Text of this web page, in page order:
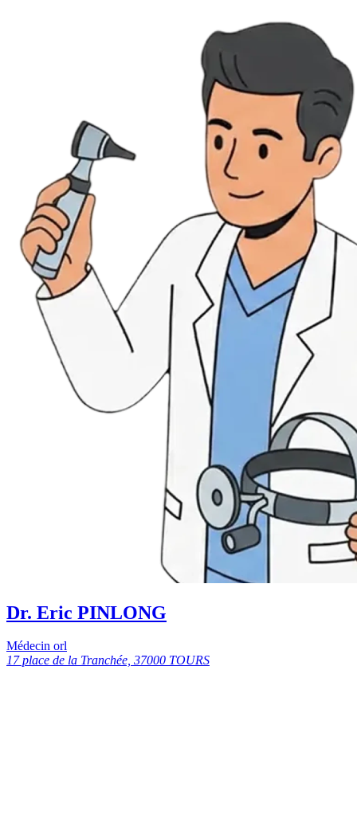
Dr. Eric PINLONG
Médecin orl
17 place de la Tranchée, 37000 TOURS